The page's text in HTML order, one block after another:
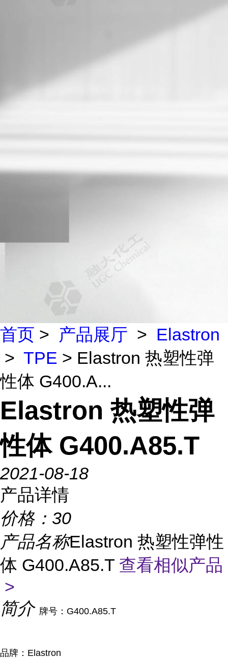
首页 > 产品展厅 > Elastron
> TPE > Elastron 热塑性弹
性体 G400.A...
Elastron 热塑性弹
性体 G400.A85.T
2021-08-18
产品详情
价格： 30
产品名称Elastron 热塑性弹性
体 G400.A85.T 查看相似产品
>
简介 牌号：G400.A85.T
品牌：Elastron